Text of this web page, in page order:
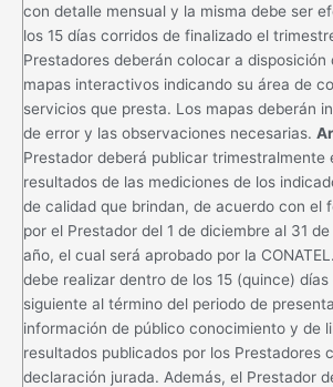
con detalle mensual y la misma debe ser
los 15 días corridos de finalizado el
Prestadores deberán colocar a disposición
mapas interactivos indicando su área de
servicios que presta. Los mapas deberán
de error y las observaciones necesarias.
Prestador deberá publicar trimestralmente
resultados de las mediciones de los
de calidad que brindan, de acuerdo con el
por el Prestador del 1 de diciembre al 31
año, el cual será aprobado por la
debe realizar dentro de los 15 (quince)
siguiente al término del periodo de
información de público conocimiento y de
resultados publicados por los Prestadores
declaración jurada. Además, el Prestador